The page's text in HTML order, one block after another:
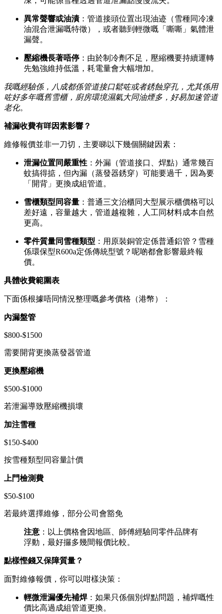
異常聲響或油漬：管道接頭位置出現油迹（雪種同冷凍
油混合泄漏嘅特徵），或者聽到輕微嘅「嘶嘶」氣體泄
漏聲。
壓縮機長著唔停 ：由於制冷劑不足，壓縮機要持續運轉
先勉強維持低溫，耗電量會大幅增加。
我嘅經驗係，八成都係管道接口鬆咗或者銹蝕穿孔，尤其係用
咗好多年嘅舊雪櫃，廚房環境濕氣大同油煙多，好易加速管道
老化。
補漏收費有咩因素影響？
維修報價並非一刀切，主要睇以下幾個關鍵因素：
泄漏位置同嚴重性 ：外漏（管道接口、焊點）通常幾百
蚊搞得掂，但內漏（蒸發器銹穿）可能要過千，因為要
「開背」更換成組管道。
雪櫃類型同容量 ：普通三文治櫃同大型展示櫃價格可以
差好遠，容量越大，管道越複雜，人工同材料成本自然
更高。
零件質量同雪種類型 ：用原裝銅管定係普通鋁管？雪種
係環保型R600a定係傳統型號？呢啲都會影響最終報
價。
具體收費範圍表
下面係根據唔同情況整理嘅參考價格（港幣）：
內漏盤管
$800-$1500
需要開背更換蒸發器管道
更換壓縮機
$500-$1000
若泄漏導致壓縮機損壞
加注雪種
$150-$400
按雪種類型同容量計價
上門檢測費
$50-$100
若最終選擇維修，部分公司會豁免
注意 ：以上價格會因地區、師傅經驗同零件品牌有
浮動，最好攞多幾間報價比較。
點樣慳錢又保障質量？
面對維修報價，你可以咁樣決策：
輕微泄漏優先補焊：如果只係個別焊點問題，補焊嘅性
價比高過成組管道更換。